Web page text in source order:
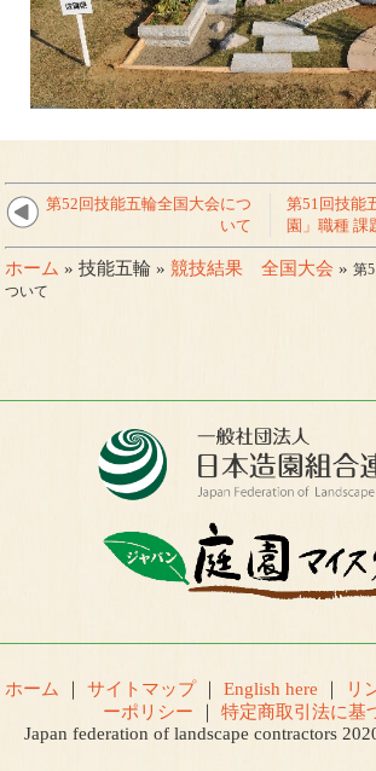
第52回技能五輪全国大会につ
いて
第51回技能
園」職種 課
ホーム » 技能五輪 »競技結果 全国大会 »第
ついて
ホーム ｜ サイトマップ｜ English here ｜ リ
ーポリシー ｜ 特定商取引法に基
Japan federation of landscape contractors